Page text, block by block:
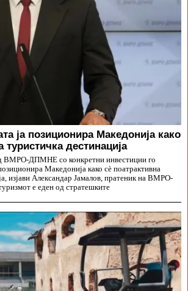
ја позиционира Македонија како
туристичка дестинација
ВМРО-ДПМНЕ со конкретни инвестиции го
Македонија како сè поатрактивна
изјави Александар Јамалов, пратеник на ВМРО-
е еден од стратешките